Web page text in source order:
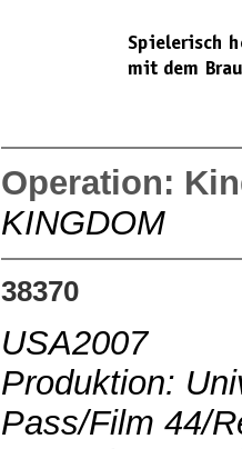
Operation:
KINGDOM
38370
USA2007
Produktion:
Pass/Film 44/